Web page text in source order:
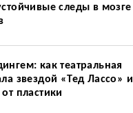
следы в мозге
как театральная
звездой «Тед Лассо» и
пластики